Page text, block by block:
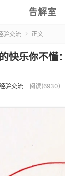
告解室
验交流  正文
快乐你不懂
经验交流 阅读(6930)